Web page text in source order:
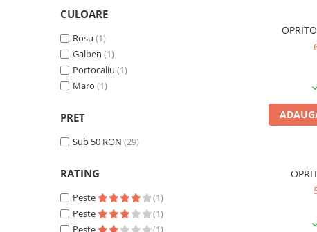
Monturi și componente
Accesorii crap
Monturi crap
Accesorii monturi
Vartej pescuit
Agrafe pescuit
Opritoare pescuit
Crosete si burghie pescuit
Foarfeca pescuit
CULOARE
Rosu (1)
Galben (1)
Portocaliu (1)
Maro (1)
PRET
Sub 50 RON (29)
RATING
Peste
(1)
Peste
(1)
Peste
(1)